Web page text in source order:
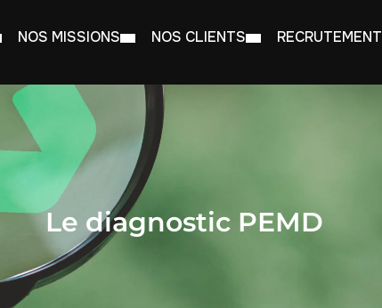
NOS MISSIONS NOS CLIENTS RECRUTEMENT
Le diagnostic PEMD